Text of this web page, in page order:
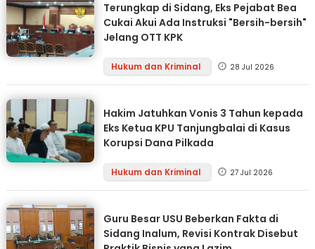
Terungkap di Sidang, Eks Pejabat Bea
Cukai Akui Ada Instruksi "Bersih-bersih"
Jelang OTT KPK
Hukum dan Kriminal 28 Jul 2026
Hakim Jatuhkan Vonis 3 Tahun kepada
Eks Ketua KPU Tanjungbalai di Kasus
Korupsi Dana Pilkada
Hukum dan Kriminal 27 Jul 2026
Guru Besar USU Beberkan Fakta di
Sidang Inalum, Revisi Kontrak Disebut